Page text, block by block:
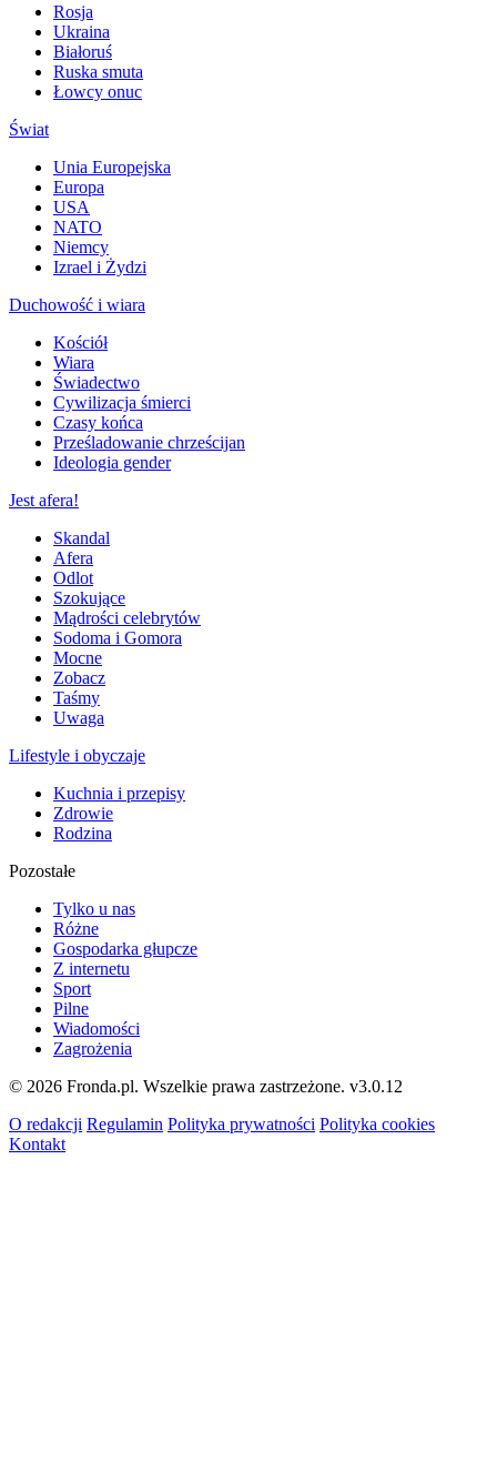
Rosja
Ukraina
Białoruś
Ruska smuta
Łowcy onuc
Świat
Unia Europejska
Europa
USA
NATO
Niemcy
Izrael i Żydzi
Duchowość i wiara
Kościół
Wiara
Świadectwo
Cywilizacja śmierci
Czasy końca
Prześladowanie chrześcijan
Ideologia gender
Jest afera!
Skandal
Afera
Odlot
Szokujące
Mądrości celebrytów
Sodoma i Gomora
Mocne
Zobacz
Taśmy
Uwaga
Lifestyle i obyczaje
Kuchnia i przepisy
Zdrowie
Rodzina
Pozostałe
Tylko u nas
Różne
Gospodarka głupcze
Z internetu
Sport
Pilne
Wiadomości
Zagrożenia
© 2026 Fronda.pl. Wszelkie prawa zastrzeżone. v3.0.12
O redakcji Regulamin Polityka prywatności Polityka cookies
Kontakt